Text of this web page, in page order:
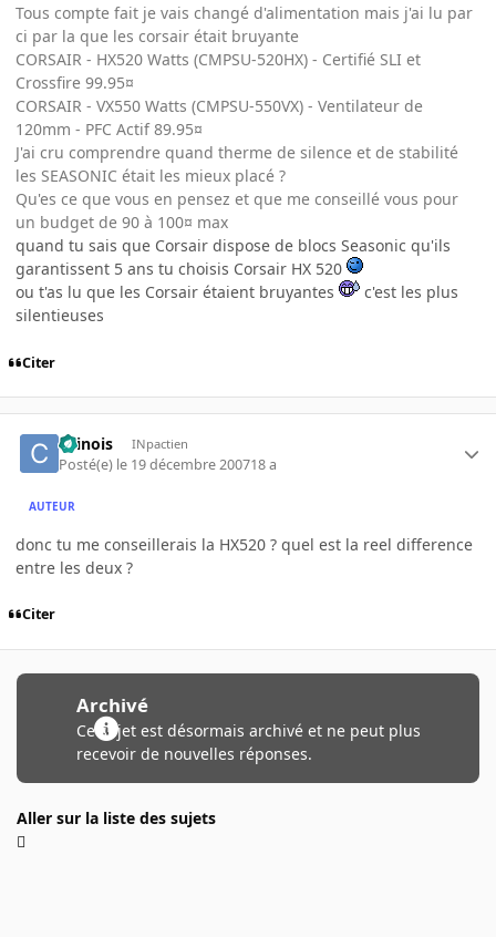
Tous compte fait je vais changé d'alimentation mais j'ai lu par
ci par la que les corsair était bruyante
CORSAIR - HX520 Watts (CMPSU-520HX) - Certifié SLI et
Crossfire 99.95¤
CORSAIR - VX550 Watts (CMPSU-550VX) - Ventilateur de
120mm - PFC Actif 89.95¤
J'ai cru comprendre quand therme de silence et de stabilité
les SEASONIC était les mieux placé ?
Qu'es ce que vous en pensez et que me conseillé vous pour
un budget de 90 à 100¤ max
quand tu sais que Corsair dispose de blocs Seasonic qu'ils
garantissent 5 ans tu choisis Corsair HX 520
ou t'as lu que les Corsair étaient bruyantes
c'est les plus
silentieuses
Citer
chinois INpactien
Posté(e) le 19 décembre 200718 a
AUTEUR
donc tu me conseillerais la HX520 ? quel est la reel difference
entre les deux ?
Citer
Archivé
Ce sujet est désormais archivé et ne peut plus
recevoir de nouvelles réponses.
Aller sur la liste des sujets